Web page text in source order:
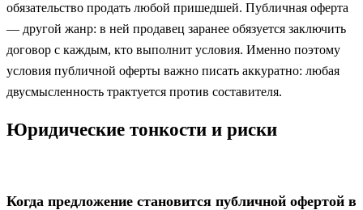
обязательство продать любой пришедшей. Публичная оферта
— другой жанр: в ней продавец заранее обязуется заключить
договор с каждым, кто выполнит условия. Именно поэтому
условия публичной оферты важно писать аккуратно: любая
двусмысленность трактуется против составителя.
Юридические тонкости и риски
Когда предложение становится публичной офертой в